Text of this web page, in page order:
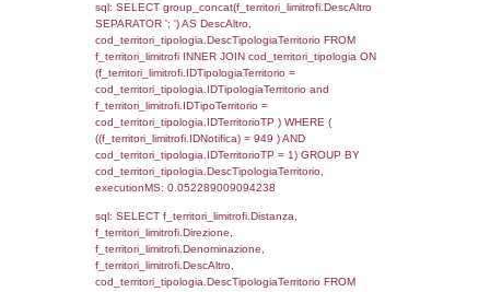
el_regioni_1 ON
el_regioni_1.IstRegione where
executionMS: 0.00072288513183594
sql: SELECT a2p.Cognome, a2p.Nome
a2_ruolipersonale a2rp INNER JOIN
a2rp.IDPersonale = a2p.IDPersonale
(((a2p.IDNotifica)=949) AND
executionMS: 0.0087540149688721
sql: SELECT a2p.Cognome, a2p.Nome
a2_ruolipersonale a2rp INNER JOIN